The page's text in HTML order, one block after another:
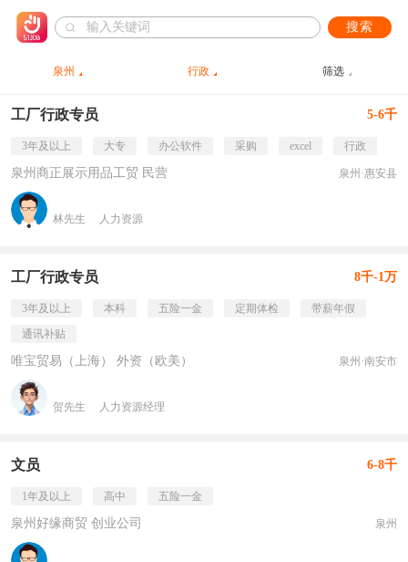
搜索
泉州 行政 筛选
工厂行政专员 5-6千
3年及以上 大专 办公软件 采购 excel 行政
泉州商正展示用品工贸 民营 泉州·惠安县
林先生 人力资源
工厂行政专员 8千-1万
3年及以上 本科 五险一金 定期体检
带薪年假
通讯补贴
唯宝贸易（上海） 外资（欧美） 泉州·南安市
贺先生 人力资源经理
文员 6-8千
1年及以上 高中 五险一金
泉州好缘商贸 创业公司 泉州